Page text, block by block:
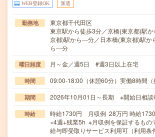
WEB登録OK 派遣
勤務地
東京都千代田区
東京駅から徒歩3分／京橋(東京都)駅
京都)駅から---分／日本橋(東京都)駅か
ら---分
曜日頻度 月～金／週5日 #週3日以上在宅
時間 09:00-18:00（休憩60分）実働8時間（
期間 2026年10月01日～長期 ※開始日相
時給
時給1730円 月収例 28万円 時給
×4週+残業5h ※月収例を保証するもの
給与即受取りサービス利用可（利用条